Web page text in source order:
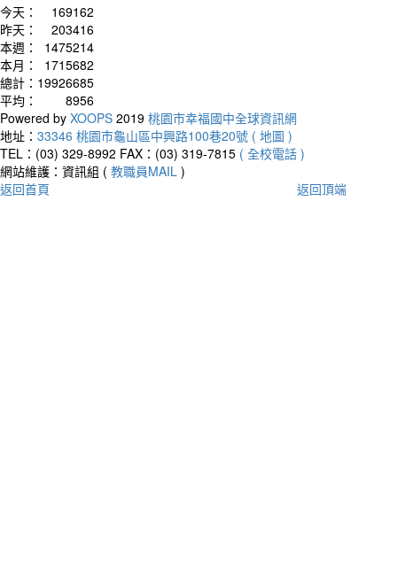
今天：
169162
昨天：
203416
本週：
1475214
本月：
1715682
總計： 19926685
平均：
8956
Powered by XOOPS 2019 桃園市幸福國中全球資訊網
地址： 33346 桃園市龜山區中興路100巷20號 ( 地圖 )
TEL：(03) 329-8992 FAX：(03) 319-7815 ( 全校電話 )
網站維護：資訊組 ( 教職員MAIL )
返回首頁
返回頂端